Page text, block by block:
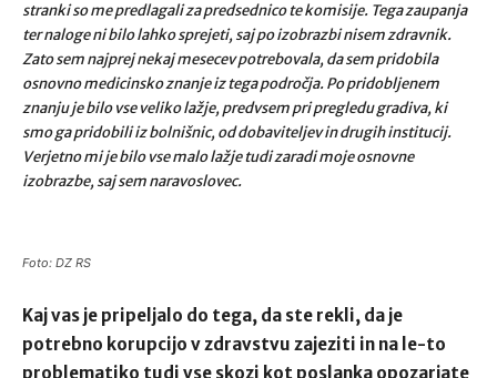
stranki so me predlagali za predsednico te komisije. Tega zaupanja
ter naloge ni bilo lahko sprejeti, saj po izobrazbi nisem zdravnik.
Zato sem najprej nekaj mesecev potrebovala, da sem pridobila
osnovno medicinsko znanje iz tega področja. Po pridobljenem
znanju je bilo vse veliko lažje, predvsem pri pregledu gradiva, ki
smo ga pridobili iz bolnišnic, od dobaviteljev in drugih institucij.
Verjetno mi je bilo vse malo lažje tudi zaradi moje osnovne
izobrazbe, saj sem naravoslovec.
Foto: DZ RS
Kaj vas je pripeljalo do tega, da ste rekli, da je
potrebno korupcijo v zdravstvu zajeziti in na le-to
problematiko tudi vse skozi kot poslanka opozarjate